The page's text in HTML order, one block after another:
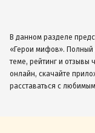
В данном разделе
«Герои мифов». Полный
теме, рейтинг и отзывы
онлайн, скачайте
расставаться с